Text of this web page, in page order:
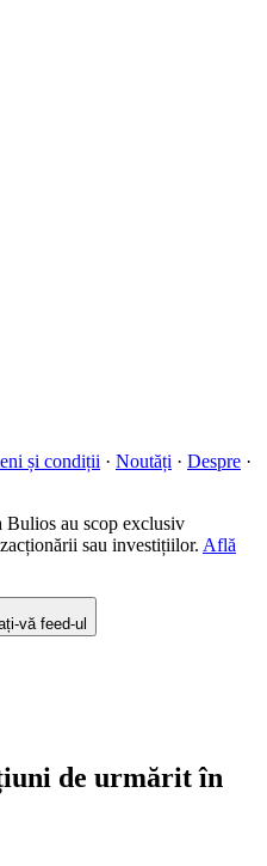
și condiții · Noutăți · Despre ·
Bulios au scop exclusiv
sau investițiilor. Află
vă feed-ul
de urmărit în